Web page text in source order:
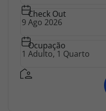
Check Out
Ocupação